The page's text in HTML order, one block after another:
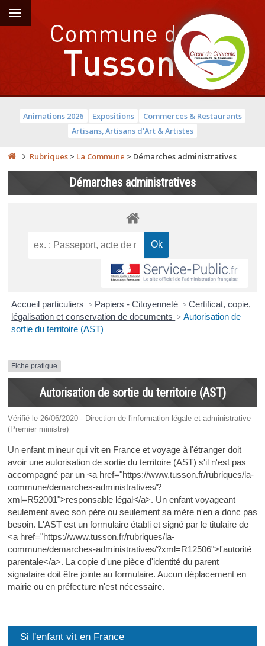
Animations 2026 Expositions
Commerces & Restaurants
Artisans, Artisans d'Art & Artistes
Rubriques > La Commune > Démarches administratives
Démarches administratives
Accueil particuliers > Papiers - Citoyenneté > Certificat, copie,
légalisation et conservation de documents > Autorisation de
sortie du territoire (AST)
Fiche pratique
Autorisation de sortie du territoire (AST)
Vérifié le 26/06/2020 - Direction de l'information légale et administrative
(Premier ministre)
Un enfant mineur qui vit en France et voyage à l'étranger doit
avoir une autorisation de sortie du territoire (AST) s'il n'est pas
accompagné par un <a href="https://www.tusson.fr/rubriques/la-
commune/demarches-administratives/?
xml=R52001">responsable légal</a>. Un enfant voyageant
seulement avec son père ou seulement sa mère n'en a donc pas
besoin. L'AST est un formulaire établi et signé par le titulaire de
<a href="https://www.tusson.fr/rubriques/la-
commune/demarches-administratives/?xml=R12506">l'autorité
parentale</a>. La copie d'une pièce d'identité du parent
signataire doit être jointe au formulaire. Aucun déplacement en
mairie ou en préfecture n'est nécessaire.
Si l'enfant vit en France